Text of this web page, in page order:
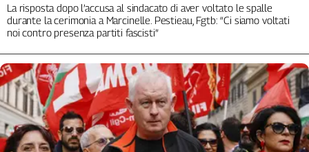
Sardegna
Sicilia
Umbria
Valle
D'Aosta
Veneto
La risposta dopo l’accusa al sindacato di aver voltato le spalle
durante la cerimonia a Marcinelle. Pestieau, Fgtb: “Ci siamo voltati
noi contro presenza partiti fascisti”